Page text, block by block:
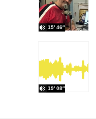
15′ 46″
19′ 08″